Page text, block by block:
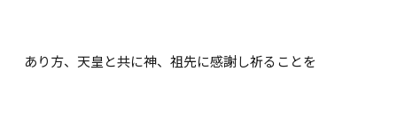
あり方、天皇と共に神、祖先に感謝し祈ることを